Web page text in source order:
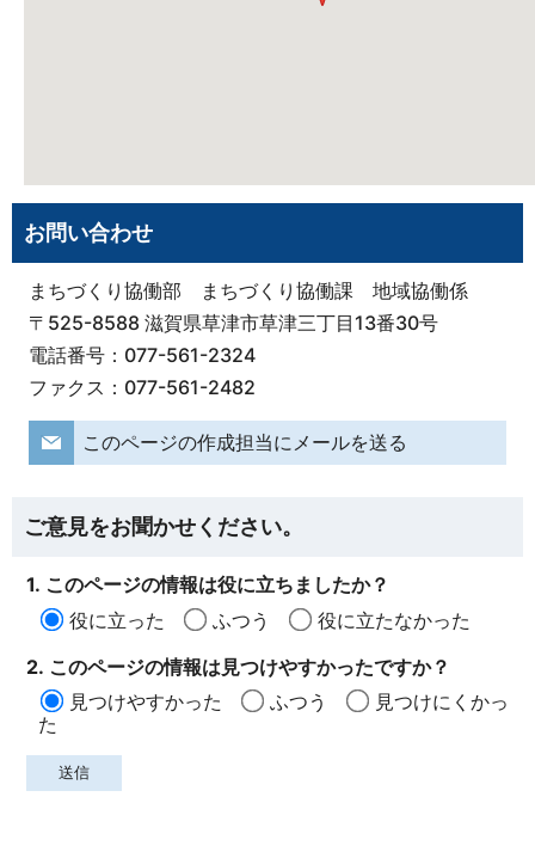
お問い合わせ
まちづくり協働部 まちづくり協働課 地域協働係
〒525-8588 滋賀県草津市草津三丁目13番30号
電話番号：077-561-2324
ファクス：077-561-2482
このページの作成担当にメールを送る
ご意見をお聞かせください。
1. このページの情報は役に立ちましたか？
役に立った
ふつう
役に立たなかった
2. このページの情報は見つけやすかったですか？
見つけやすかった
ふつう
見つけにくかっ
た